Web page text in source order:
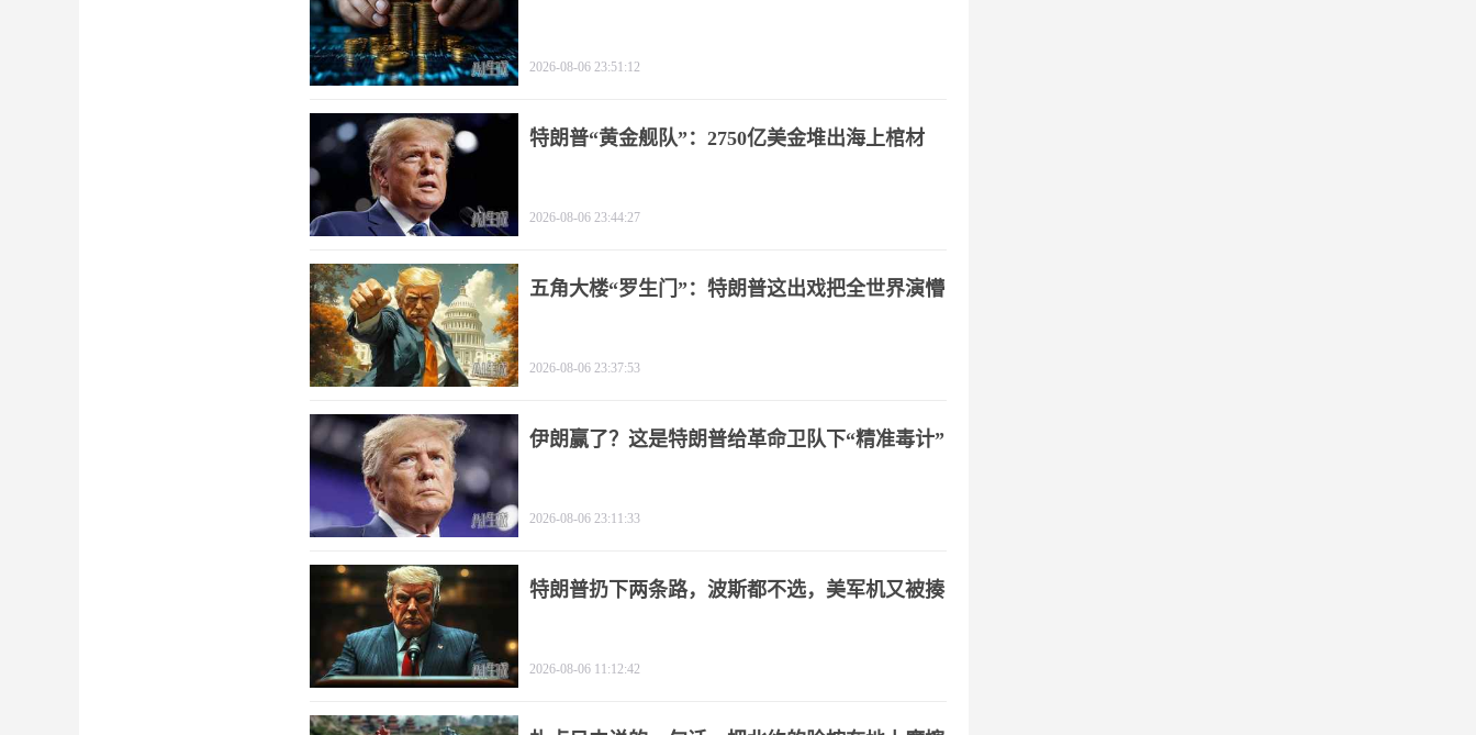
2026-08-06 23:51:12
特朗普“黄金舰队”：2750亿美金堆出海上棺材
2026-08-06 23:44:27
五角大楼“罗生门”：特朗普这出戏把全世界演懵
2026-08-06 23:37:53
伊朗赢了？这是特朗普给革命卫队下“精准毒计”
2026-08-06 23:11:33
特朗普扔下两条路，波斯都不选，美军机又被揍
2026-08-06 11:12:42